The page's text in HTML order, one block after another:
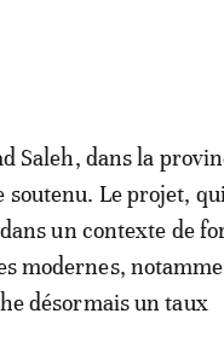
Saleh, dans la
Le projet,
un contexte de
modernes,
désormais un taux